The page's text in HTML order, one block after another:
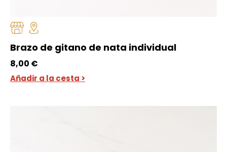
Brazo de gitano de nata individual
8,00 €
Añadir a la cesta >